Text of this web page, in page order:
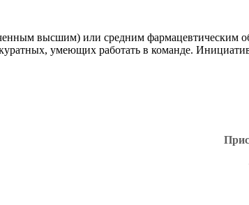
высшим) или средним фармацевтическим
умеющих работать в команде.